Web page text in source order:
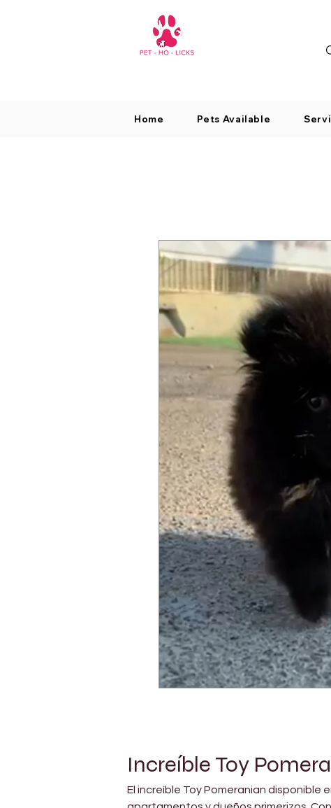
Home Pets Available
Increíble Toy
El increíble Toy Pomeranian disponible